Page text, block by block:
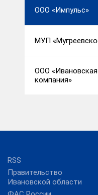
ООО «Импульс»
МУП
ООО «Ивановская
компания»
RSS
Правительство
Ивановской области